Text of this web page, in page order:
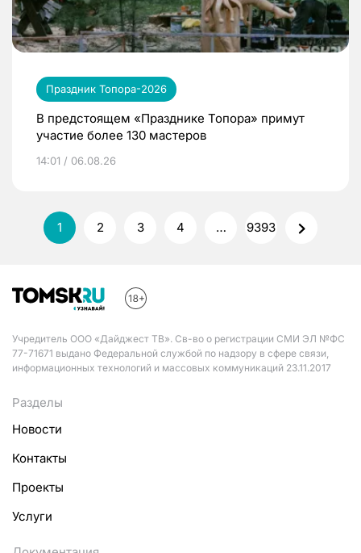
Праздник Топора-2026
В предстоящем «Празднике Топора» примут
участие более 130 мастеров
14:01 / 06.08.26
1 2 3 4 … 9393
Учредитель ООО «Дайджест ТВ». Св-во о регистрации СМИ ЭЛ №ФС
77-71671 выдано Федеральной службой по надзору в сфере связи,
информационных технологий и массовых коммуникаций 23.11.2017
Разделы
Новости
Контакты
Проекты
Услуги